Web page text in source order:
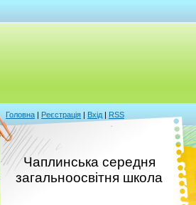
Головна | Реєстрація | Вхід | RSS
Чаплинська середня
загальноосвітня школа